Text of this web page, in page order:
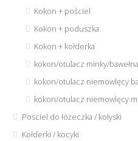
Kokon + pościel
Kokon + poduszka
Kokon + kołderka
kokon/otulacz minky/bawełna
kokon/otulacz niemowlęcy
kokon/otulacz niemowlęcy
Pościel do łóżeczka / kołyski
Kołderki / kocyki